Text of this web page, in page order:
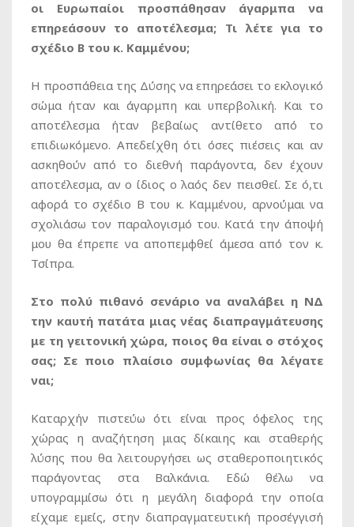
οι Ευρωπαίοι προσπάθησαν άγαρμπα να
επηρεάσουν το αποτέλεσμα; Τι λέτε για το
σχέδιο Β του κ. Καμμένου;
Η προσπάθεια της Δύσης να επηρεάσει το εκλογικό
σώμα ήταν και άγαρμπη και υπερβολική. Και το
αποτέλεσμα ήταν βεβαίως αντίθετο από το
επιδιωκόμενο. Απεδείχθη ότι όσες πιέσεις και αν
ασκηθούν από το διεθνή παράγοντα, δεν έχουν
αποτέλεσμα, αν ο ίδιος ο λαός δεν πεισθεί. Σε ό,τι
αφορά το σχέδιο Β του κ. Καμμένου, αρνούμαι να
σχολιάσω τον παραλογισμό του. Κατά την άποψή
μου θα έπρεπε να αποπεμφθεί άμεσα από τον κ.
Τσίπρα.
Στο πολύ πιθανό σενάριο να αναλάβει η ΝΔ
την καυτή πατάτα μιας νέας διαπραγμάτευσης
με τη γειτονική χώρα, ποιος θα είναι ο στόχος
σας; Σε ποιο πλαίσιο συμφωνίας θα λέγατε
ναι;
Καταρχήν πιστεύω ότι είναι προς όφελος της
χώρας η αναζήτηση μιας δίκαιης και σταθερής
λύσης που θα λειτουργήσει ως σταθεροποιητικός
παράγοντας στα Βαλκάνια. Εδώ θέλω να
υπογραμμίσω ότι η μεγάλη διαφορά την οποία
είχαμε εμείς, στην διαπραγματευτική προσέγγισή